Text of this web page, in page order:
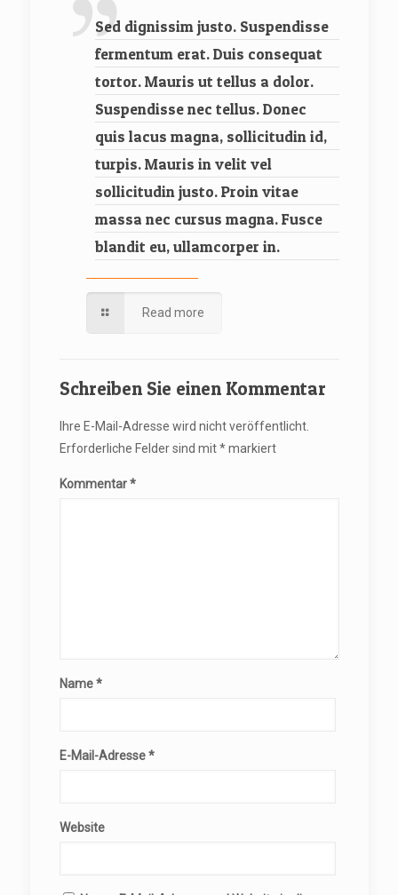
Sed dignissim justo. Suspendisse
fermentum erat. Duis consequat
tortor. Mauris ut tellus a dolor.
Suspendisse nec tellus. Donec
quis lacus magna, sollicitudin id,
turpis. Mauris in velit vel
sollicitudin justo. Proin vitae
massa nec cursus magna. Fusce
blandit eu, ullamcorper in.
Read more
Schreiben Sie einen Kommentar
Ihre E-Mail-Adresse wird nicht veröffentlicht.
Erforderliche Felder sind mit*markiert
Kommentar*
Name*
E-Mail-Adresse*
Website